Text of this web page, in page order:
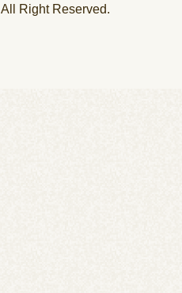
All Right Reserved.